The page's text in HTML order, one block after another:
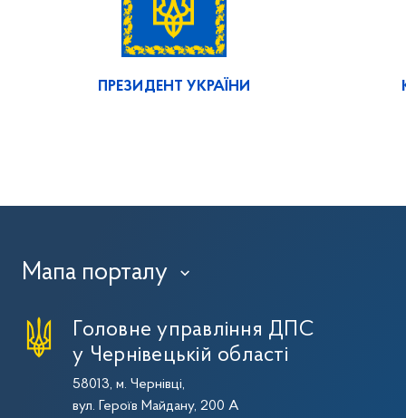
ПРЕЗИДЕНТ УКРАЇНИ
Мапа порталу ›
Головне управління ДПС
у Чернівецькій області
58013, м. Чернівці,
вул. Героїв Майдану, 200 А